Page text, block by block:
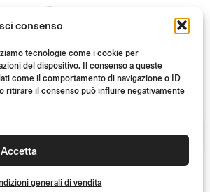
consenso
tecnologie come i cookie per
del dispositivo. Il consenso a queste
come il comportamento di navigazione o ID
ritirare il consenso può influire negativamente
Accetta
generali di vendita
MONTAGGIO